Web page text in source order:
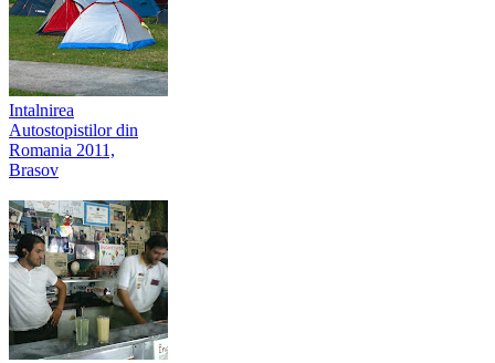
Intalnirea
Autostopistilor din
Romania 2011,
Brasov